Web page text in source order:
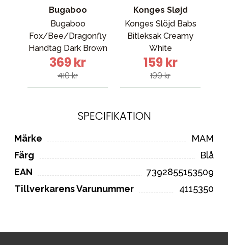
Bugaboo
Bugaboo
Fox/Bee/Dragonfly
Handtag Dark Brown
369 kr
410 kr
Konges Sløjd
Konges Slöjd Babs
Bitleksak Creamy
White
159 kr
199 kr
SPECIFIKATION
Märke
MAM
Färg
Blå
EAN
7392855153509
Tillverkarens Varunummer
4115350